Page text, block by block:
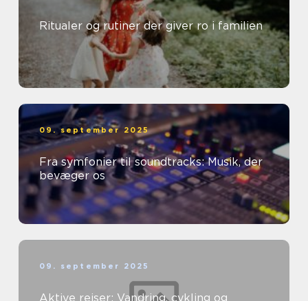
Ritualer og rutiner der giver ro i familien
09. september 2025
Fra symfonier til soundtracks: Musik, der
bevæger os
09. september 2025
Aktive rejser: Vandring, cykling og